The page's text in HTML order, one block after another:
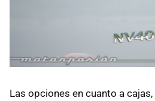
Las opciones en cuanto a